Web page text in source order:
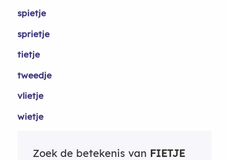
spietje
sprietje
tietje
tweedje
vlietje
wietje
Zoek de betekenis van FIETJE